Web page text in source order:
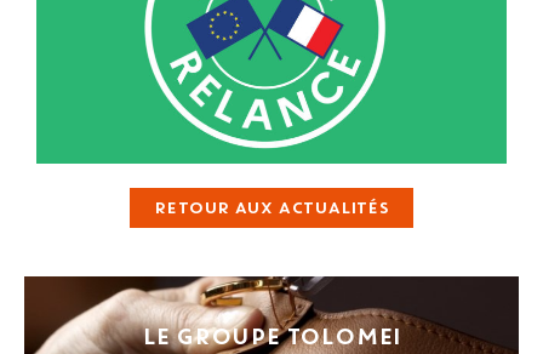
RETOUR AUX ACTUALITÉS
LE GROUPE TOLOMEI